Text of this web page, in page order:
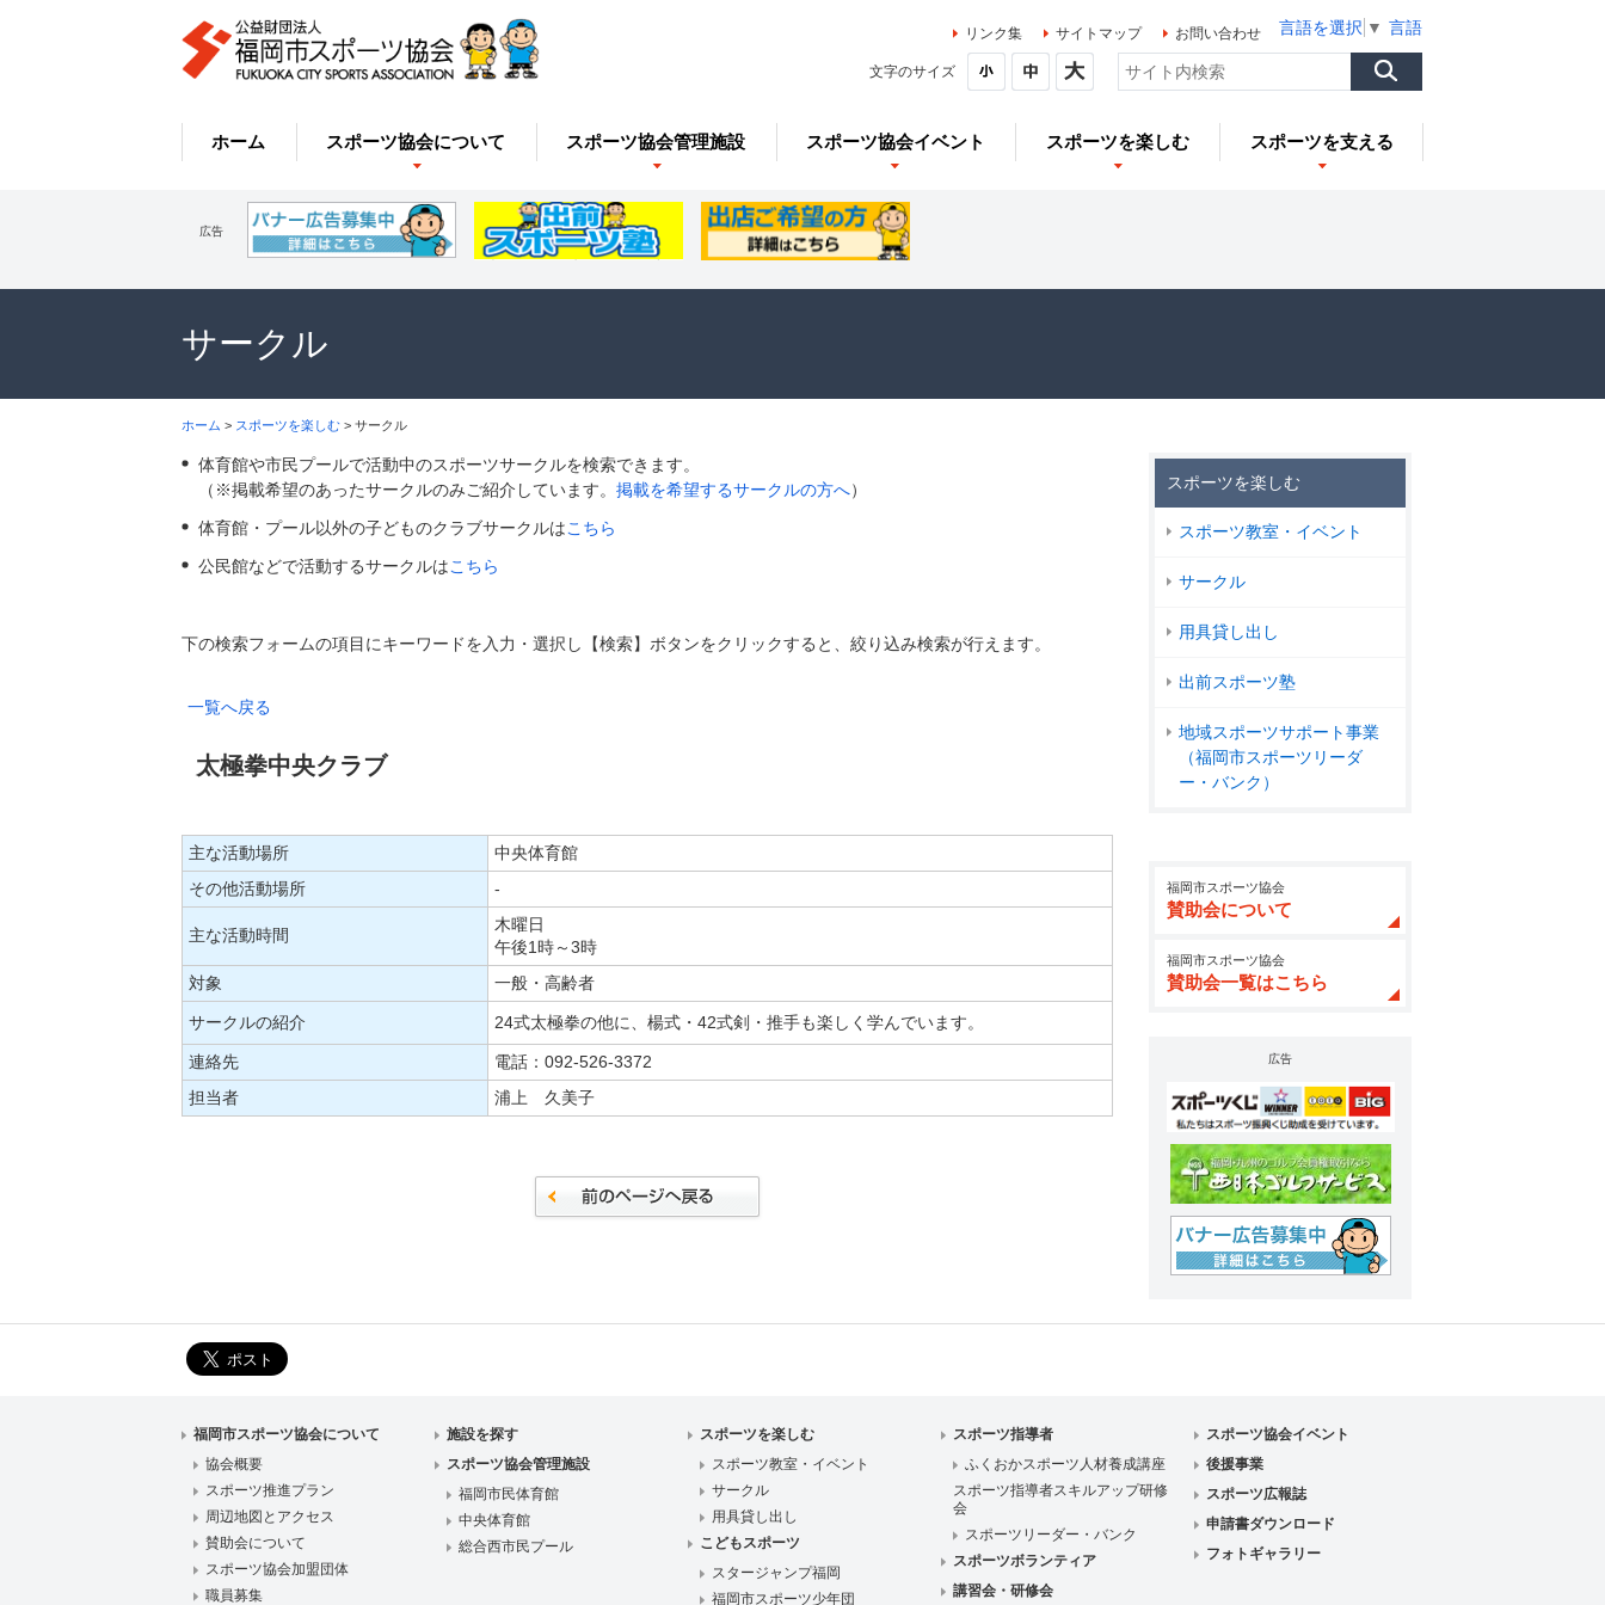
リンク集 サイトマップ お問い合わせ 言語を選択 ▼ 言語を選択
文字のサイズ
ホーム スポーツ協会について スポーツ協会管理施設 スポーツ協会イベント スポーツを楽しむ スポーツを支える
広告
サークル
ホーム > スポーツを楽しむ > サークル
スポーツを楽しむ
スポーツ教室・イベント
サークル
用具貸し出し
出前スポーツ塾
地域スポーツサポート事業
（福岡市スポーツリーダ
ー・バンク）
福岡市スポーツ協会
賛助会について
福岡市スポーツ協会
賛助会一覧はこちら
広告
体育館や市民プールで活動中のスポーツサークルを検索できます。
（※掲載希望のあったサークルのみご紹介しています。 掲載を希望するサークルの方へ）
体育館・プール以外の子どものクラブサークルはこちら
公民館などで活動するサークルはこちら
下の検索フォームの項目にキーワードを入力・選択し【検索】ボタンをクリックすると、絞り込み検索が行えます。
一覧へ戻る
太極拳中央クラブ
主な活動場所
中央体育館
その他活動場所
-
主な活動時間
木曜日
午後1時～3時
対象
一般・高齢者
サークルの紹介 24式太極拳の他に、楊式・42式剣・推手も楽しく学んでいます。
連絡先
電話：092-526-3372
担当者
浦上 久美子
福岡市スポーツ協会について
協会概要
スポーツ推進プラン
周辺地図とアクセス
賛助会について
スポーツ協会加盟団体
職員募集
施設を探す
スポーツ協会管理施設
福岡市民体育館
中央体育館
総合西市民プール
スポーツを楽しむ
スポーツ教室・イベント
サークル
用具貸し出し
こどもスポーツ
スタージャンプ福岡
福岡市スポーツ少年団
スポーツ指導者
ふくおかスポーツ人材養成講座
スポーツ指導者スキルアップ研修
会
スポーツリーダー・バンク
スポーツボランティア
講習会・研修会
スポーツ協会イベント
後援事業
スポーツ広報誌
申請書ダウンロード
フォトギャラリー